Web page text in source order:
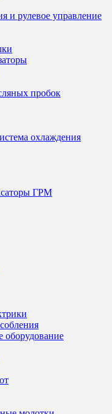
и рулевое управление
пробок
охлаждения
ГРМ
оборудование